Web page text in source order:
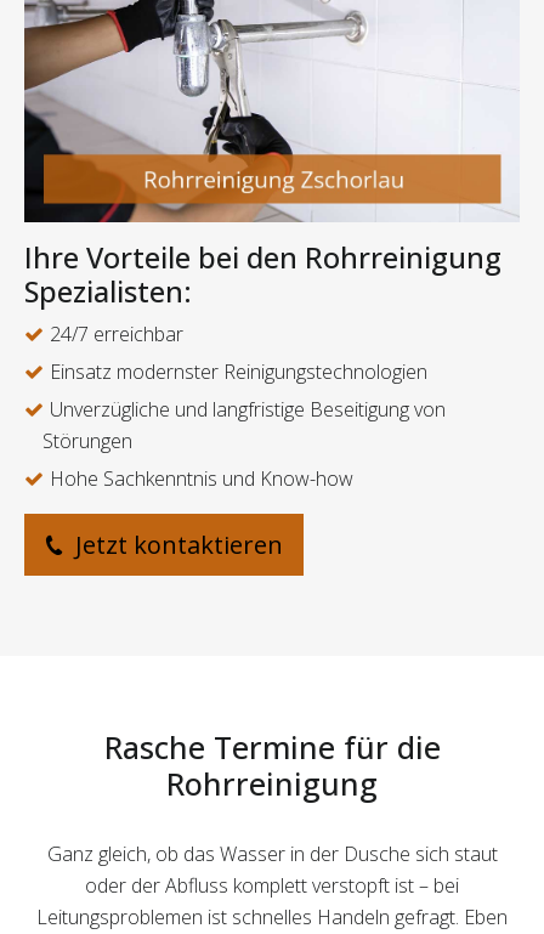
Ihre Vorteile bei den Rohrreinigung
Spezialisten:
24/7 erreichbar
Einsatz modernster Reinigungstechnologien
Unverzügliche und langfristige Beseitigung von
Störungen
Hohe Sachkenntnis und Know-how
Jetzt kontaktieren
Rasche Termine für die
Rohrreinigung
Ganz gleich, ob das Wasser in der Dusche sich staut
oder der Abfluss komplett verstopft ist – bei
Leitungsproblemen ist schnelles Handeln gefragt. Eben